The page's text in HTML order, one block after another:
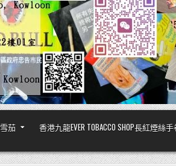
雪茄 香港九龍EVER TOBACCO SHOP長紅煙